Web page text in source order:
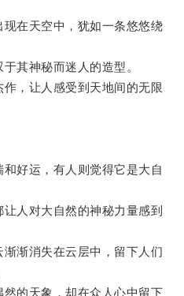
在天空中，犹如一条悠悠绕
神秘而迷人的造型。
，让人感受到天地间的无限
好运，有人则觉得它是大自
人对大自然的神秘力量感到
渐消失在云层中，留下人们
的天象，却在众人心中留下